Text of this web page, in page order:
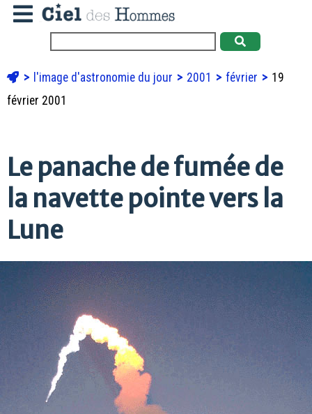
l'image d'astronomie du jour 2001 février
19
février 2001
Le panache de fumée de
la navette pointe vers la
Lune